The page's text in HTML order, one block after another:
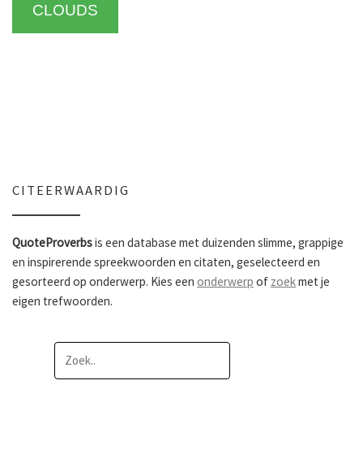
CLOUDS
CITEERWAARDIG
QuoteProverbsis een database met duizenden slimme, grappige
en inspirerende spreekwoorden en citaten, geselecteerd en
gesorteerd op onderwerp. Kies een onderwerp of zoekmet je
eigen trefwoorden.